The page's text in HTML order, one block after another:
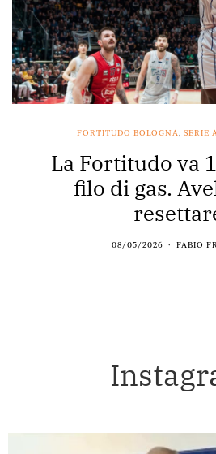
FORTITUDO BOLOGNA, SERIE
La Fortitudo va
filo di gas.
08/05/2026 FABIO